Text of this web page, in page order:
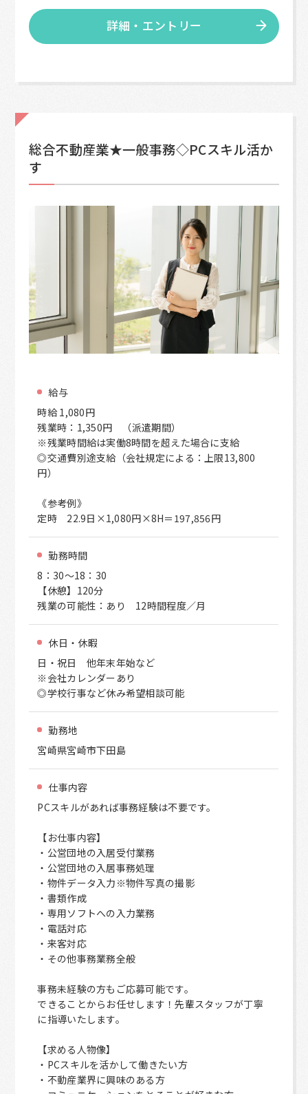
詳細・エントリー
総合不動産業★一般事務◇PCスキル活か
す
給与
時給 1,080円
残業時：1,350円 （派遣期間）
※残業時間給は実働8時間を超えた場合に支給
◎交通費別途支給（会社規定による：上限13,800
円）
《参考例》
定時 22.9日×1,080円×8H＝197,856円
勤務時間
8：30～18：30
【休憩】120分
残業の可能性：あり 12時間程度／月
休日・休暇
日・祝日 他年末年始など
※会社カレンダーあり
◎学校行事など休み希望相談可能
勤務地
宮崎県宮崎市下田島
仕事内容
PCスキルがあれば事務経験は不要です。
【お仕事内容】
・公営団地の入居受付業務
・公営団地の入居事務処理
・物件データ入力※物件写真の撮影
・書類作成
・専用ソフトへの入力業務
・電話対応
・来客対応
・その他事務業務全般
事務未経験の方もご応募可能です。
できることからお任せします！先輩スタッフが丁寧
に指導いたします。
【求める人物像】
・PCスキルを活かして働きたい方
・不動産業界に興味のある方